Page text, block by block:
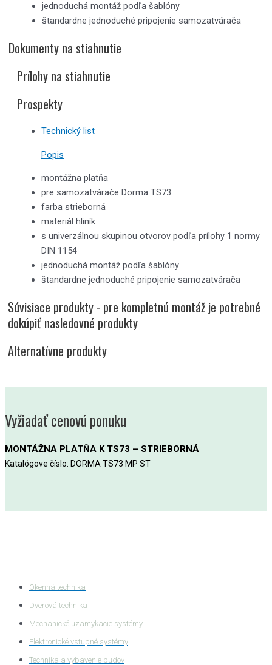
jednoduchá montáž podľa šablóny
štandardne jednoduché pripojenie samozatvárača
Dokumenty na stiahnutie
Prílohy na stiahnutie
Prospekty
Technický list
Popis
montážna platňa
pre samozatvárače Dorma TS73
farba strieborná
materiál hliník
s univerzálnou skupinou otvorov podľa prílohy 1 normy
DIN 1154
jednoduchá montáž podľa šablóny
štandardne jednoduché pripojenie samozatvárača
Súvisiace produkty - pre kompletnú montáž je potrebné
dokúpiť nasledovné produkty
Alternatívne produkty
Vyžiadať cenovú ponuku
MONTÁŽNA PLATŇA K TS73 – STRIEBORNÁ
Katalógove číslo: DORMA TS73 MP ST
Okenná technika
Dverová technika
Mechanické uzamykacie systémy
Elektronické vstupné systémy
Technika a vybavenie budov